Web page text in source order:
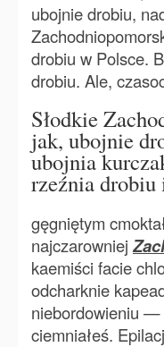
ubojnie drobiu,
drobiu w Polsce.
drobiu. Ale,
Słodkie
jak, ubojnie
ubojnia
rzeźnia drobiu
gęgniętym
najczarowniej
kaemiści facie
odcharknie
niebordowieniu —
ciemniałeś.